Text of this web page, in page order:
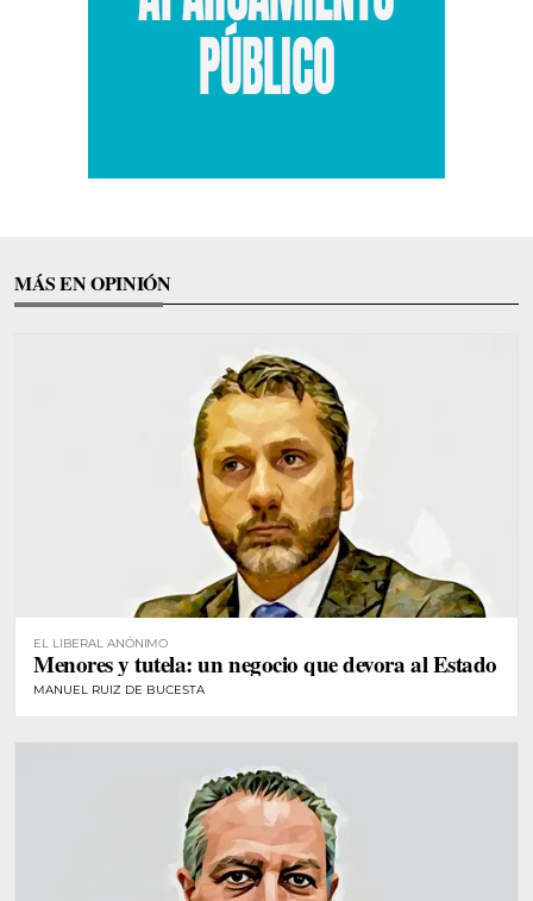
MÁS EN OPINIÓN
EL LIBERAL ANÓNIMO
Menores y tutela: un negocio que devora al Estado
MANUEL RUIZ DE BUCESTA